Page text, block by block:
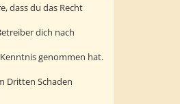
dass du das Recht
dich nach
genommen hat.
Dritten Schaden